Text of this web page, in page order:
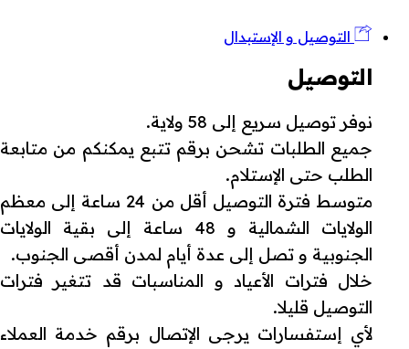
التوصيل و الإستبدال
التوصيل
نوفر توصيل سريع إلى 58 ولاية.
جميع الطلبات تشحن برقم تتبع يمكنكم من متابعة
الطلب حتى الإستلام.
متوسط فترة التوصيل أقل من 24 ساعة إلى معظم
الولايات الشمالية و 48 ساعة إلى بقية الولايات
الجنوبية و تصل إلى عدة أيام لمدن أقصى الجنوب.
خلال فترات الأعياد و المناسبات قد تتغير فترات
التوصيل قليلا.
لأي إستفسارات يرجى الإتصال برقم خدمة العملاء